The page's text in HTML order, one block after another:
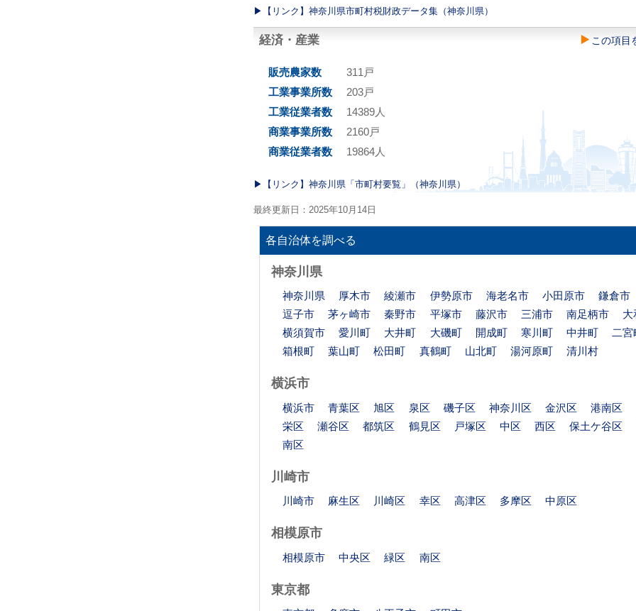
▶︎【リンク】神奈川県市町村税財政データ集（神奈川県）
経済・産業 この項目
販売農家数
311戸
工業事業所数
203戸
工業従業者数
14389人
商業事業所数
2160戸
商業従業者数
19864人
▶︎【リンク】神奈川県「市町村要覧」（神奈川県）
最終更新日：2025年10月14日
各自治体を調べる
神奈川県
神奈川県 厚木市 綾瀬市 伊勢原市 海老名市 小田原市 鎌倉市
逗子市
茅ヶ崎市 秦野市 平塚市 藤沢市 三浦市 南足柄市
大
横須賀市
愛川町 大井町 大磯町 開成町 寒川町 中井町
二宮
箱根町
葉山町 松田町 真鶴町 山北町 湯河原町 清川村
横浜市
横浜市 青葉区 旭区 泉区 磯子区 神奈川区 金沢区 港南区
栄区
瀬谷区 都筑区 鶴見区 戸塚区 中区 西区 保土ケ谷区
南区
川崎市
川崎市 麻生区 川崎区 幸区 高津区 多摩区 中原区
相模原市
相模原市 中央区 緑区 南区
東京都